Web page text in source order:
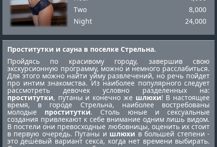
Two
8,000
Night
24,000
Проститутки и сауна в поселке Стрельна.
Пройдясь по красивому городу, завершив свою
экскурсионную программу, можно и немного расслабиться.
Для этого можно найти уйму развлечений, но речь пойдет
про интим знакомства. Из наиболее популярного следует
рассмотреть девочек условно разделенных на:
проститутки, путаны и конечно же шлюхи! В настоящее
время, в городе Стрельна, наиболее востребованы
молодые проститутки. Столь юные и сексуальные
создания привлекают к себе внимание одним лишь видом.
В постели они превосходные любовницы, оценить их стоит
в первую очередь. Путаны и шлюхи в большей степени -
это дешёвый вариант секса, когда нет времени выбирать.